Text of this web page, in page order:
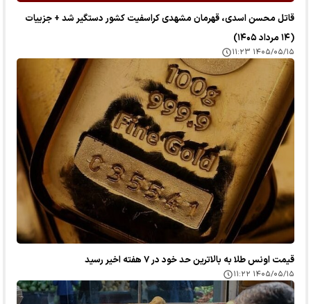
قاتل محسن اسدی، قهرمان مشهدی کراسفیت کشور دستگیر شد + جزییات
(۱۴ مرداد ۱۴۰۵)
۱۴۰۵/۰۵/۱۵ ۱۱:۲۳
قیمت اونس طلا به بالاترین حد خود در ۷ هفته اخیر رسید
۱۴۰۵/۰۵/۱۵ ۱۱:۲۲